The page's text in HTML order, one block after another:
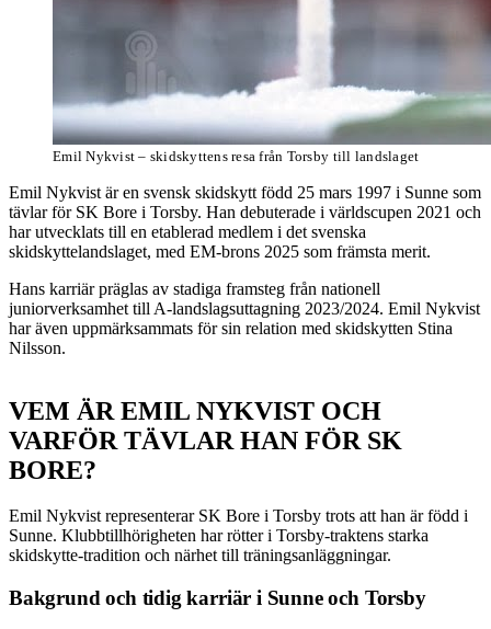
Emil Nykvist – skidskyttens resa från Torsby till landslaget
Emil Nykvist är en svensk skidskytt född 25 mars 1997 i Sunne som
tävlar för SK Bore i Torsby. Han debuterade i världscupen 2021 och
har utvecklats till en etablerad medlem i det svenska
skidskyttelandslaget, med EM-brons 2025 som främsta merit.
Hans karriär präglas av stadiga framsteg från nationell
juniorverksamhet till A-landslagsuttagning 2023/2024. Emil Nykvist
har även uppmärksammats för sin relation med skidskytten Stina
Nilsson.
VEM ÄR EMIL NYKVIST OCH
VARFÖR TÄVLAR HAN FÖR SK
BORE?
Emil Nykvist representerar SK Bore i Torsby trots att han är född i
Sunne. Klubbtillhörigheten har rötter i Torsby-traktens starka
skidskytte-tradition och närhet till träningsanläggningar.
Bakgrund och tidig karriär i Sunne och Torsby